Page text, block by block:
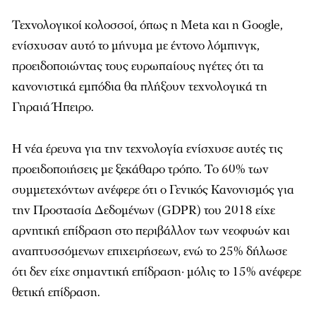
Τεχνολογικοί κολοσσοί, όπως η Meta και η Google,
ενίσχυσαν αυτό το μήνυμα με έντονο λόμπινγκ,
προειδοποιώντας τους ευρωπαίους ηγέτες ότι τα
κανονιστικά εμπόδια θα πλήξουν τεχνολογικά τη
Γηραιά Ήπειρο.
Η νέα έρευνα για την τεχνολογία ενίσχυσε αυτές τις
προειδοποιήσεις με ξεκάθαρο τρόπο. Το 60% των
συμμετεχόντων ανέφερε ότι ο Γενικός Κανονισμός για
την Προστασία Δεδομένων (GDPR) του 2018 είχε
αρνητική επίδραση στο περιβάλλον των νεοφυών και
αναπτυσσόμενων επιχειρήσεων, ενώ το 25% δήλωσε
ότι δεν είχε σημαντική επίδραση· μόλις το 15% ανέφερε
θετική επίδραση.